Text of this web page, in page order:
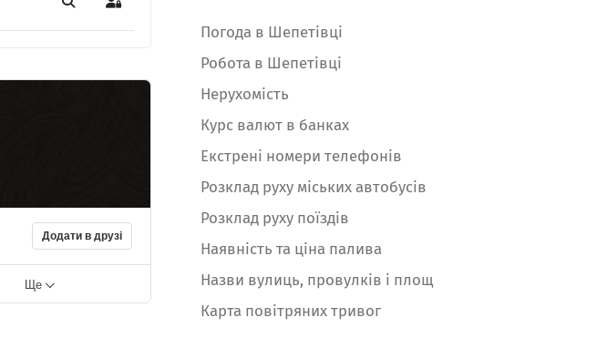
Пошук Sign In
Додати в друзі
Ще
Погода в Шепетівці
Робота в Шепетівці
Нерухомість
Курс валют в банках
Екстрені номери телефонів
Розклад руху міських автобусів
Розклад руху поїздів
Наявність та ціна палива
Назви вулиць, провулків і площ
Карта повітряних тривог